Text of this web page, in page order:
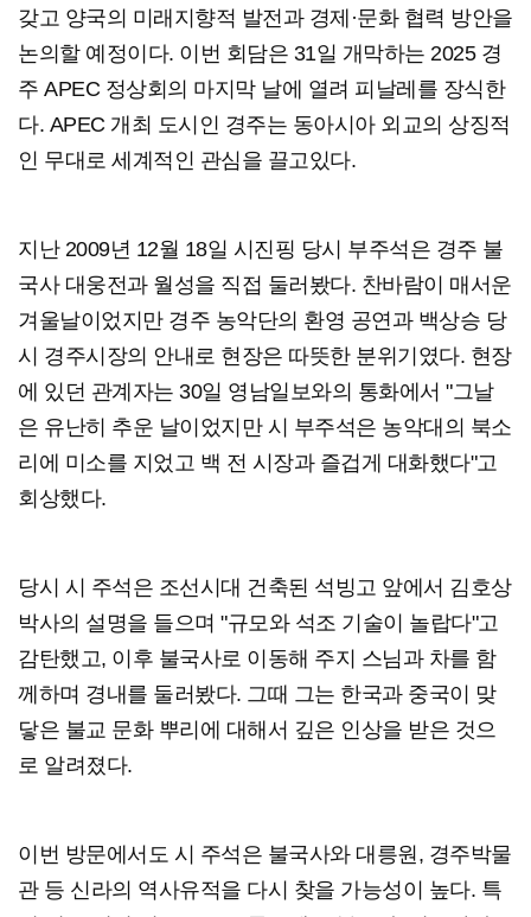
갖고 양국의 미래지향적 발전과 경제·문화 협력 방안을
논의할 예정이다. 이번 회담은 31일 개막하는 2025 경
주 APEC 정상회의 마지막 날에 열려 피날레를 장식한
다. APEC 개최 도시인 경주는 동아시아 외교의 상징적
인 무대로 세계적인 관심을 끌고있다.
지난 2009년 12월 18일 시진핑 당시 부주석은 경주 불
국사 대웅전과 월성을 직접 둘러봤다. 찬바람이 매서운
겨울날이었지만 경주 농악단의 환영 공연과 백상승 당
시 경주시장의 안내로 현장은 따뜻한 분위기였다. 현장
에 있던 관계자는 30일 영남일보와의 통화에서 "그날
은 유난히 추운 날이었지만 시 부주석은 농악대의 북소
리에 미소를 지었고 백 전 시장과 즐겁게 대화했다"고
회상했다.
당시 시 주석은 조선시대 건축된 석빙고 앞에서 김호상
박사의 설명을 들으며 "규모와 석조 기술이 놀랍다"고
감탄했고, 이후 불국사로 이동해 주지 스님과 차를 함
께하며 경내를 둘러봤다. 그때 그는 한국과 중국이 맞
닿은 불교 문화 뿌리에 대해서 깊은 인상을 받은 것으
로 알려졌다.
이번 방문에서도 시 주석은 불국사와 대릉원, 경주박물
관 등 신라의 역사유적을 다시 찾을 가능성이 높다. 특